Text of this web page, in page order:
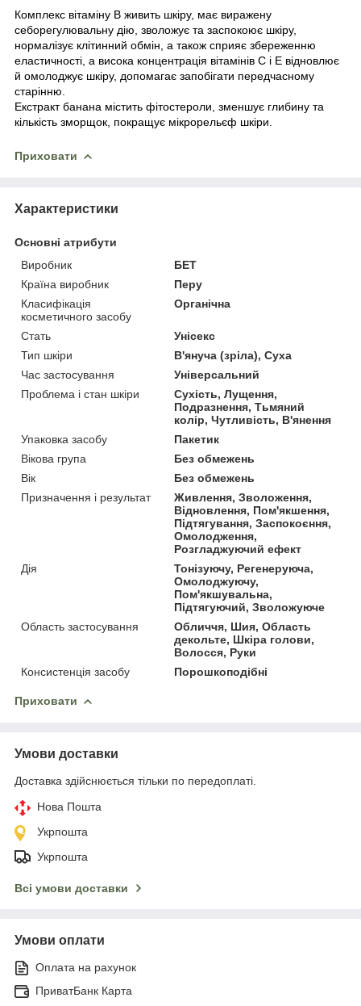
Комплекс вітаміну В живить шкіру, має виражену
себорегулювальну дію, зволожує та заспокоює шкіру,
нормалізує клітинний обмін, а також сприяє збереженню
еластичності, а висока концентрація вітамінів C і Е відновлює
й омолоджує шкіру, допомагає запобігати передчасному
старінню.
Екстракт банана містить фітостероли, зменшує глибину та
кількість зморщок, покращує мікрорельєф шкіри.
Приховати
Характеристики
Основні атрибути
Виробник
БЕТ
Країна виробник
Перу
Класифікація
косметичного засобу
Органічна
Стать
Унісекс
Тип шкіри
В'януча (зріла), Суха
Час застосування
Універсальний
Проблема і стан шкіри
Сухість, Лущення,
Подразнення, Тьмяний
колір, Чутливість, В'янення
Упаковка засобу
Пакетик
Вікова група
Без обмежень
Вік
Без обмежень
Призначення і результат
Живлення, Зволоження,
Відновлення, Пом'якшення,
Підтягування, Заспокоєння,
Омолодження,
Розгладжуючий ефект
Дія
Тонізуючу, Регенеруюча,
Омолоджуючу,
Пом'якшувальна,
Підтягуючий, Зволожуюче
Область застосування
Обличчя, Шия, Область
декольте, Шкіра голови,
Волосся, Руки
Консистенція засобу
Порошкоподібні
Приховати
Умови доставки
Доставка здійснюється тільки по передоплаті.
Нова Пошта
Укрпошта
Укрпошта
Всі умови доставки
Умови оплати
Оплата на рахунок
ПриватБанк Карта